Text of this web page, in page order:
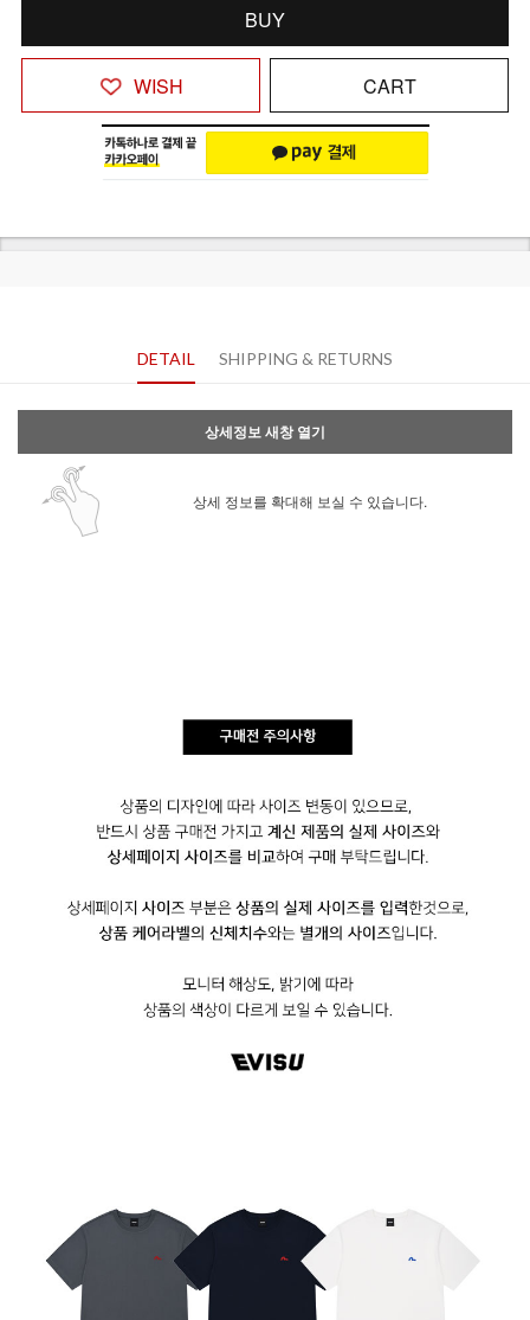
BUY
WISH CART
DETAIL SHIPPING & RETURNS
상세정보 새창 열기
상세 정보를 확대해 보실 수 있습니다.